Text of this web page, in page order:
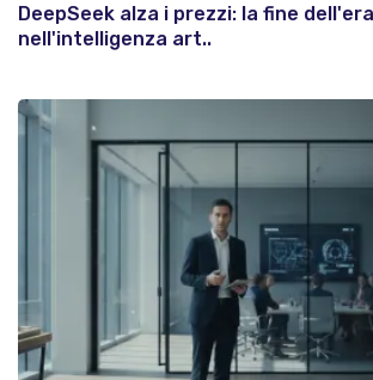
DeepSeek alza i prezzi: la fine
nell'intelligenza art..